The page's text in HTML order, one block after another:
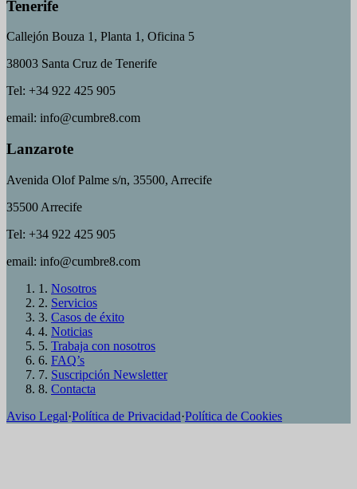
Tenerife
Callejón Bouza 1, Planta 1, Oficina 5
38003 Santa Cruz de Tenerife
Tel: +34 922 425 905
email: info@cumbre8.com
Lanzarote
Avenida Olof Palme s/n, 35500, Arrecife
35500 Arrecife
Tel: +34 922 425 905
email: info@cumbre8.com
1. Nosotros
2. Servicios
3. Casos de éxito
4. Noticias
5. Trabaja con nosotros
6. FAQ’s
7. Suscripción Newsletter
8. Contacta
Aviso Legal·Política de Privacidad·Política de Cookies